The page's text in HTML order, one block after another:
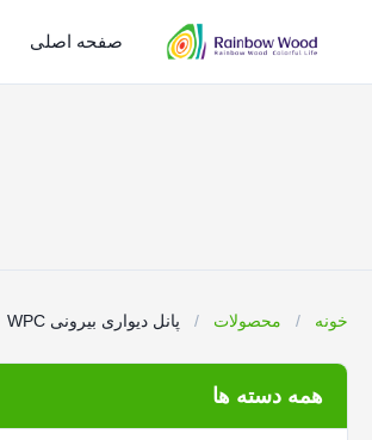
صفحه اصلی
خونه / محصولات / پانل دیواری بیرونی WPC
همه دسته ها